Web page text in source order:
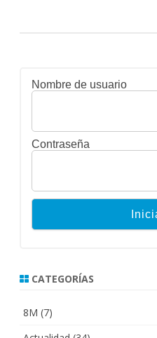
Nombre de usuario
Contraseña
CATEGORÍAS
8M (7)